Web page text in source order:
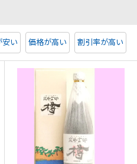
安い 価格が高い 割引率が高い